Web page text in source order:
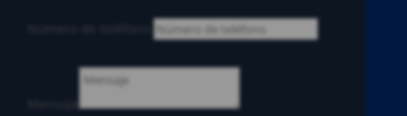
Mensaje